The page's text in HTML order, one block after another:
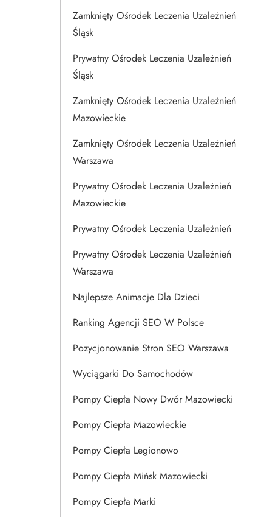
Zamknięty Ośrodek Leczenia Uzależnień
Śląsk
Prywatny Ośrodek Leczenia Uzależnień
Śląsk
Zamknięty Ośrodek Leczenia Uzależnień
Mazowieckie
Zamknięty Ośrodek Leczenia Uzależnień
Warszawa
Prywatny Ośrodek Leczenia Uzależnień
Mazowieckie
Prywatny Ośrodek Leczenia Uzależnień
Prywatny Ośrodek Leczenia Uzależnień
Warszawa
Najlepsze Animacje Dla Dzieci
Ranking Agencji SEO W Polsce
Pozycjonowanie Stron SEO Warszawa
Wyciągarki Do Samochodów
Pompy Ciepła Nowy Dwór Mazowiecki
Pompy Ciepła Mazowieckie
Pompy Ciepła Legionowo
Pompy Ciepła Mińsk Mazowiecki
Pompy Ciepła Marki